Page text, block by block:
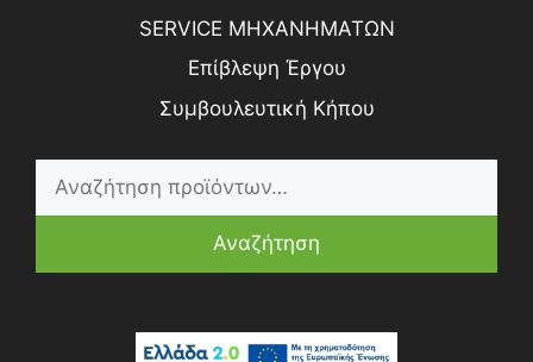
SERVICE ΜΗΧΑΝΗΜΑΤΩΝ
Επίβλεψη Έργου
Συμβουλευτική Κήπου
Αναζήτηση